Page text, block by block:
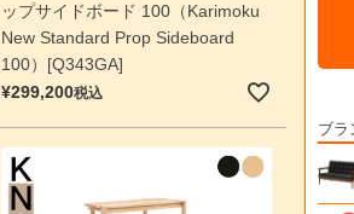
ップサイドボード 100（Karimoku
New Standard Prop Sideboard
100）[Q343GA]
¥299,200税込
ブラ